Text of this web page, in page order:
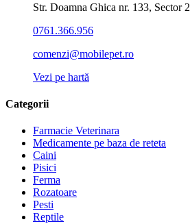
Str. Doamna Ghica nr. 133, Sector 2
0761.366.956
comenzi@mobilepet.ro
Vezi pe hartă
Categorii
Farmacie Veterinara
Medicamente pe baza de reteta
Caini
Pisici
Ferma
Rozatoare
Pesti
Reptile